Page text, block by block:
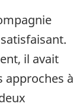
il avait
approches à